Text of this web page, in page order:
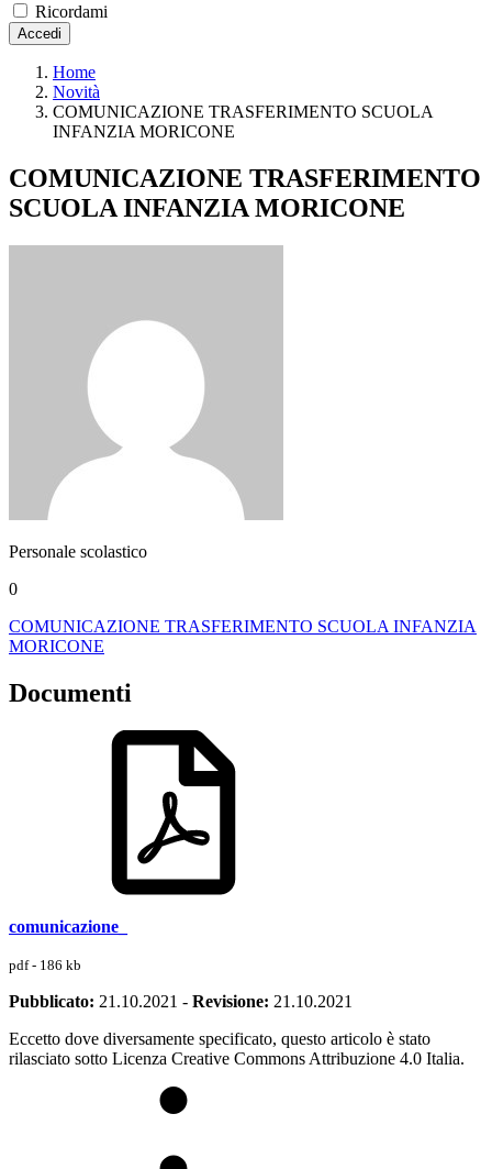
Ricordami
Accedi
Home
Novità
COMUNICAZIONE TRASFERIMENTO SCUOLA
INFANZIA MORICONE
COMUNICAZIONE TRASFERIMENTO
SCUOLA INFANZIA MORICONE
Personale scolastico
0
COMUNICAZIONE TRASFERIMENTO SCUOLA INFANZIA
MORICONE
Documenti
comunicazione_
pdf - 186 kb
Pubblicato: 21.10.2021 - Revisione: 21.10.2021
Eccetto dove diversamente specificato, questo articolo è stato
rilasciato sotto Licenza Creative Commons Attribuzione 4.0 Italia.